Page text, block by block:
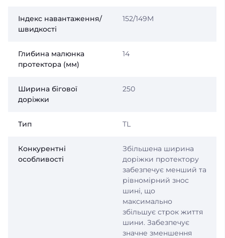
Індекс навантаження/
швидкості
152/149M
Глибина малюнка
протектора (мм)
14
Ширина бігової
доріжки
250
Тип TL
Конкурентні
особливості
Збільшена ширина
доріжки протектору
забезпечує менший та
рівномірний знос
шині, що
максимально
збільшує строк життя
шини. Забезпечує
значне зменшення